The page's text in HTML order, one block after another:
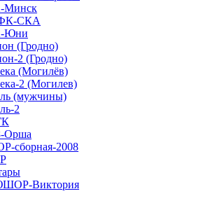
СКА
Юни
(Гродно)
2 (Гродно)
(Могилёв)
2 (Могилев)
(мужчины)
2
Орша
сборная-2008
Виктория